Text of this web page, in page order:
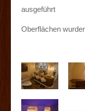
ausgeführt
Oberflächen